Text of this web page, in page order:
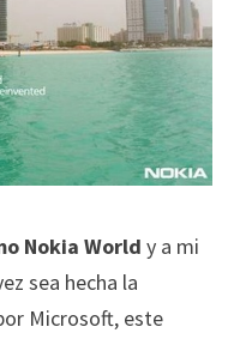
Nokia World y a mi
sea hecha la
Microsoft, este